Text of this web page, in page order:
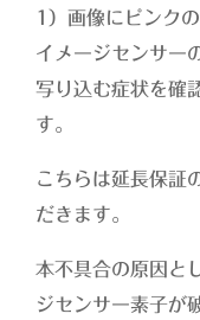
1）画像にピンク
イメージセンサー
写り込む症状を確
す。
こちらは延長保証
だきます。
本不具合の原因と
ジセンサー素子が